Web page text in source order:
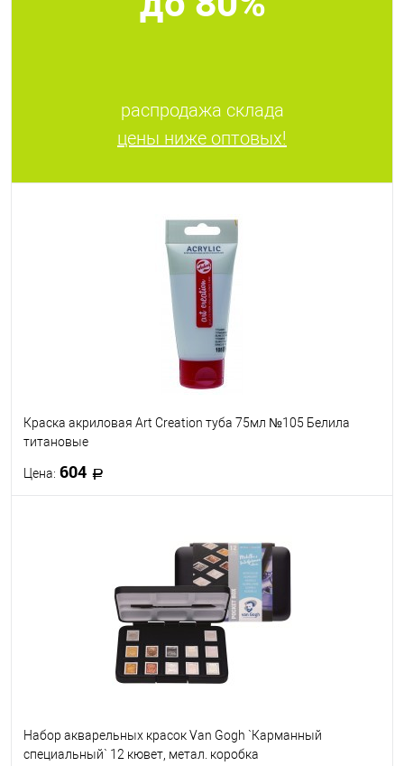
распродажа склада
цены ниже оптовых!
Краска акриловая Art Creation туба 75мл №105 Белила
титановые
Цена: 604
Под заказ
Набор акварельных красок Van Gogh `Карманный
специальный` 12 кювет, метал. коробка